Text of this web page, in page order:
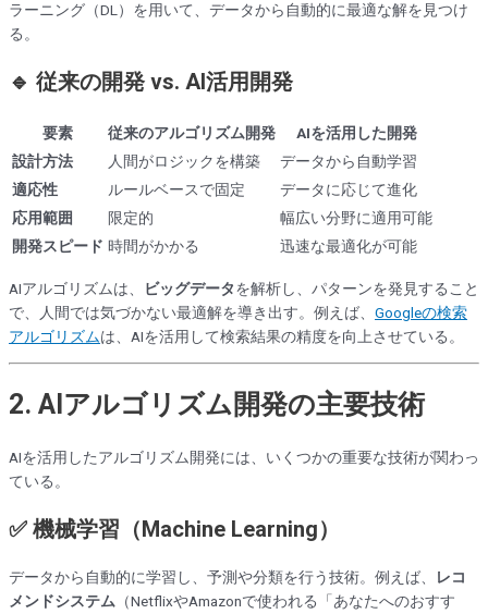
ラーニング（DL）を用いて、データから自動的に最適な解を見つけ
る。
🔹 従来の開発 vs. AI活用開発
要素 従来のアルゴリズム開発
AIを活用した開発
設計方法
人間がロジックを構築
データから自動学習
適応性
ルールベースで固定
データに応じて進化
応用範囲
限定的
幅広い分野に適用可能
開発スピード 時間がかかる 迅速な最適化が可能
AIアルゴリズムは、 ビッグデータを解析し、パターンを発見すること
で、人間では気づかない最適解を導き出す。例えば、 Googleの検索
アルゴリズムは、AIを活用して検索結果の精度を向上させている。
2. AIアルゴリズム開発の主要技術
AIを活用したアルゴリズム開発には、いくつかの重要な技術が関わっ
ている。
✅ 機械学習（Machine Learning）
データから自動的に学習し、予測や分類を行う技術。例えば、
レコ
メンドシステム （NetflixやAmazonで使われる「あなたへのおすす